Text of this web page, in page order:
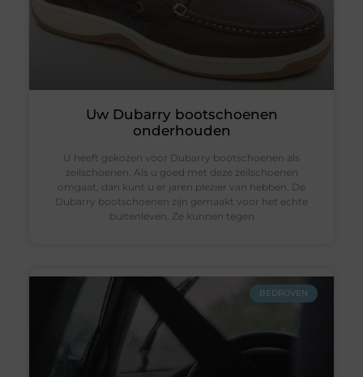
Uw Dubarry bootschoenen
onderhouden
U heeft gekozen voor Dubarry bootschoenen als
zeilschoenen. Als u goed met deze zeilschoenen
omgaat, dan kunt u er jaren plezier van hebben. De
Dubarry bootschoenen zijn gemaakt voor het echte
buitenleven. Ze kunnen tegen
BEDRIJVEN